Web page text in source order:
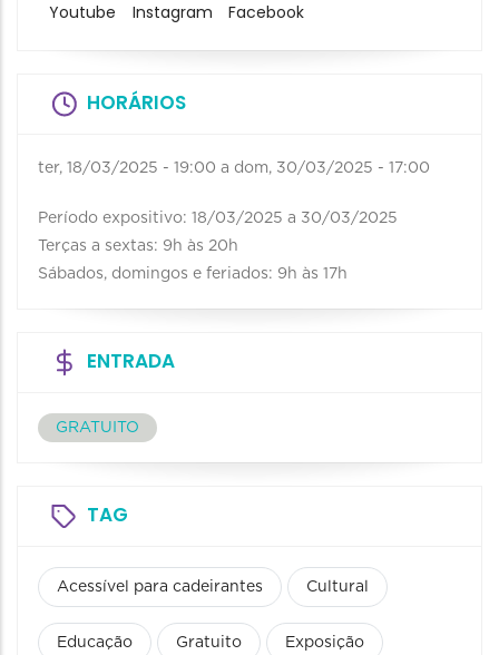
Youtube Instagram Facebook
HORÁRIOS
ter, 18/03/2025 - 19:00 a dom, 30/03/2025 - 17:00
Período expositivo: 18/03/2025 a 30/03/2025
Terças a sextas: 9h às 20h
Sábados, domingos e feriados: 9h às 17h
ENTRADA
GRATUITO
TAG
Acessível para cadeirantes Cultural
Educação Gratuito Exposição